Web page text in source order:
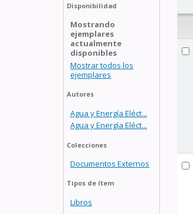
Disponibilidad
Mostrando
ejemplares
actualmente
disponibles
Mostrar todos los
ejemplares
Autores
Agua y Energía Eléct...
Agua y Energía Eléct...
Colecciones
Documentos Externos
Tipos de ítem
Libros